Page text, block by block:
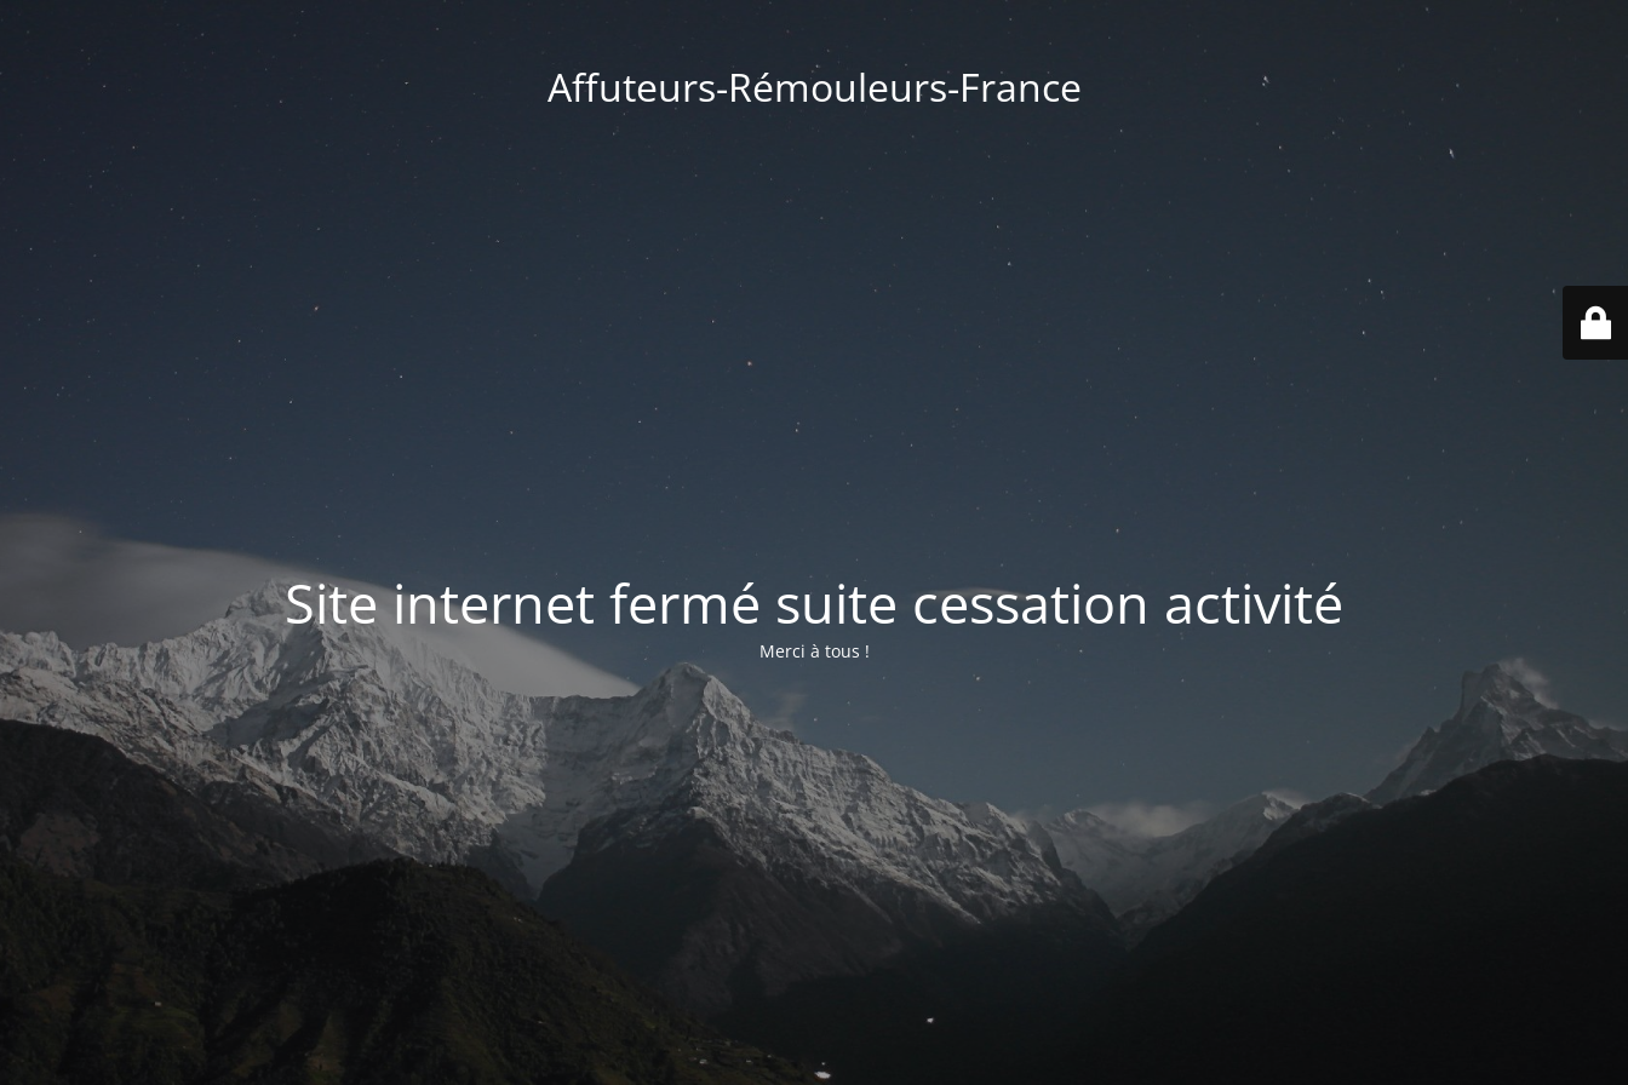
Affuteurs-Rémouleurs-France
Site internet fermé suite cessation activité
Merci à tous !